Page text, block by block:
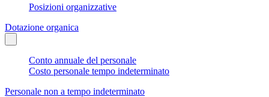
Posizioni organizzative
Dotazione organica
Conto annuale del personale
Costo personale tempo indeterminato
Personale non a tempo indeterminato